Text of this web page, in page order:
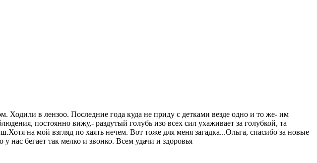
в лензоо. Последние года куда не приду с детками везде одно и то же- им
постоянно вижу,- раздутый голубь изо всех сил ухаживает за голубкой, та
на мой взгляд по хаять нечем. Вот тоже для меня загадка...Ольга, спасибо за новые
бегает так мелко и звонко. Всем удачи и здоровья